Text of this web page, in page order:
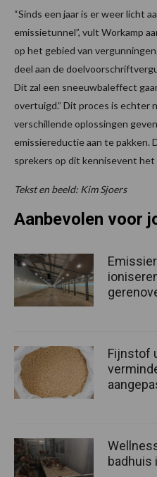
“Sinds een jaar is er weer licht
emissietunnel”, vult Workamp
op het gebied van
deel aan de
Dit zal een sneeuwbaleffect
overtuigd.” Dit proces is echter
verschillende oplossingen
emissiereductie aan te pakken.
sprekers op dit kennisevent het
Tekst en beeld: Kim Sjoers
Aanbevolen voor
Fijnstof
badhuis